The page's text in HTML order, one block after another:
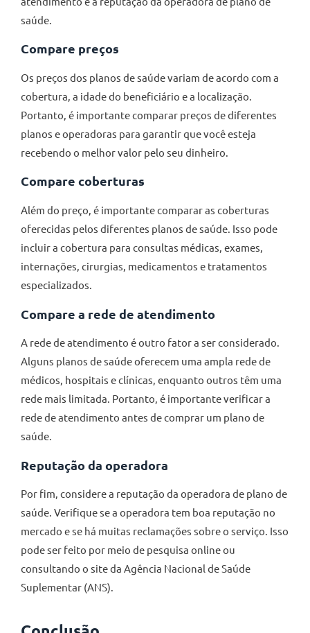
saúde.
Compare preços
Os preços dos planos de saúde variam de acordo com a
cobertura, a idade do beneficiário e a localização.
Portanto, é importante comparar preços de diferentes
planos e operadoras para garantir que você esteja
recebendo o melhor valor pelo seu dinheiro.
Compare coberturas
Além do preço, é importante comparar as coberturas
oferecidas pelos diferentes planos de saúde. Isso pode
incluir a cobertura para consultas médicas, exames,
internações, cirurgias, medicamentos e tratamentos
especializados.
Compare a rede de atendimento
A rede de atendimento é outro fator a ser considerado.
Alguns planos de saúde oferecem uma ampla rede de
médicos, hospitais e clínicas, enquanto outros têm uma
rede mais limitada. Portanto, é importante verificar a
rede de atendimento antes de comprar um plano de
saúde.
Reputação da operadora
Por fim, considere a reputação da operadora de plano de
saúde. Verifique se a operadora tem boa reputação no
mercado e se há muitas reclamações sobre o serviço. Isso
pode ser feito por meio de pesquisa online ou
consultando o site da Agência Nacional de Saúde
Suplementar (ANS).